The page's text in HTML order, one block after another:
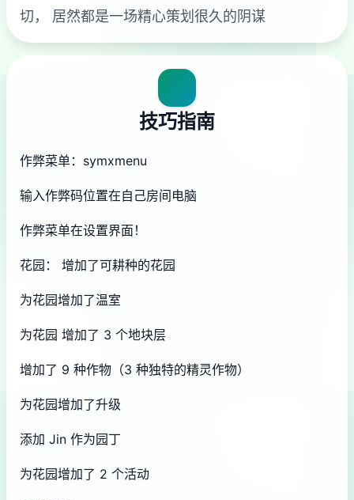
切， 居然都是一场精心策划很久的阴谋
技巧指南
作弊菜单：symxmenu
输入作弊码位置在自己房间电脑
作弊菜单在设置界面！
花园： 增加了可耕种的花园
为花园增加了温室
为花园 增加了 3 个地块层
增加了 9 种作物（3 种独特的精灵作物）
为花园增加了升级
添加 Jin 作为园丁
为花园增加了 2 个活动